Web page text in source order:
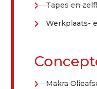
Tapes en
Werkplaats-
Makra